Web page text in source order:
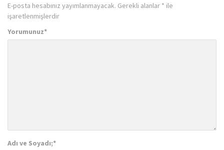
E-posta hesabınız yayımlanmayacak. Gerekli alanlar * ile
işaretlenmişlerdir
Yorumunuz*
Adı ve Soyadı;*